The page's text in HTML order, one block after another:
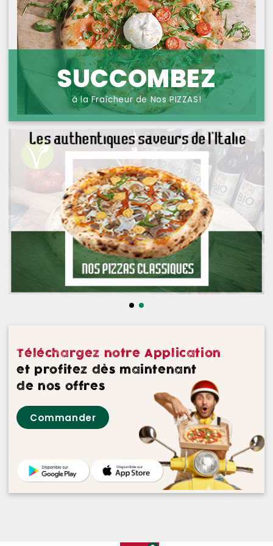
NOS PIZZAS FROMAGES
NOS SAVEURS D AILLEURS
OFFRE PRIMA
OFFRE MEZZO
MENUS BAMBINO
NOS PATES GRATINEES
NOS BURRITOS GRATINES
NOS PANINIS
NOS SALADES
NOS DESSERTS
NOS VINS ROUGES
NOS VINS ROSES
NOS VINS BLANCS
PROTECTION DES
DONNÉES
SUCCOMBEZ
à la Fraîcheur de Nos PIZZAS!
Téléchargez notre Application
et profitez dès maintenant
de nos offres
Commander